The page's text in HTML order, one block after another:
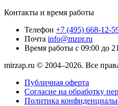
Контакты и время работы
Телефон +7 (495) 668-12-
Почта info@mzpr.ru
Время работы с 09:00 до
mirzap.ru © 2004–2026. Все
Публичная оферта
Согласие на обработку
Политика